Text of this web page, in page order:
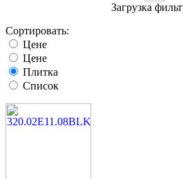
Загрузка
Сортировать:
Цене
Цене
Плитка
Список